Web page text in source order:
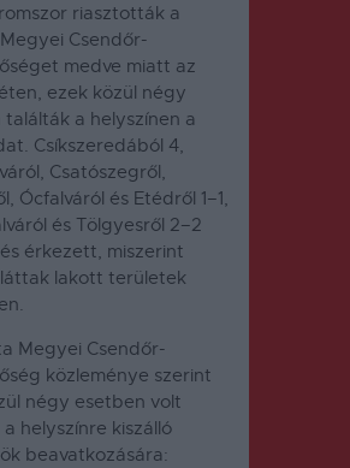
riasztották a
Csendőr-
medve miatt az
ezek közül négy
találták a helyszínen a
Csíkszeredából 4,
Csatószegről,
Ócfalváról és Etédről 1–1,
és Tölgyesről 2–2
érkezett, miszerint
lakott területek
Megyei Csendőr-
közleménye szerint
négy esetben volt
a helyszínre kiszálló
beavatkozására: